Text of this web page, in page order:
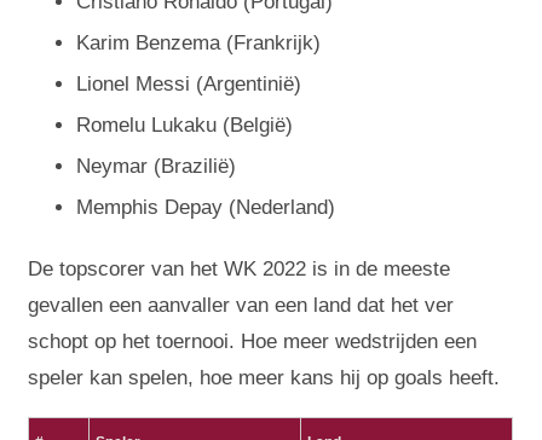
Karim Benzema (Frankrijk)
Lionel Messi (Argentinië)
Romelu Lukaku (België)
Neymar (Brazilië)
Memphis Depay (Nederland)
De topscorer van het WK 2022 is in de meeste
gevallen een aanvaller van een land dat het ver
schopt op het toernooi. Hoe meer wedstrijden een
speler kan spelen, hoe meer kans hij op goals heeft.